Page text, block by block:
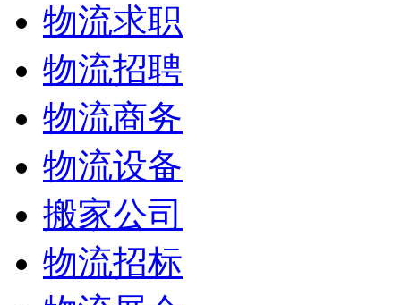
物流求职
物流招聘
物流商务
物流设备
搬家公司
物流招标